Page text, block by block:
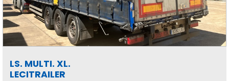
LS. MULTI. XL.
LECITRAILER